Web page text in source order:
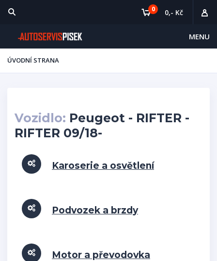
MENU
0 0,- Kč
ÚVODNÍ STRANA
Vozidlo: Peugeot - RIFTER -
RIFTER 09/18-
Karoserie a osvětlení
Podvozek a brzdy
Motor a převodovka